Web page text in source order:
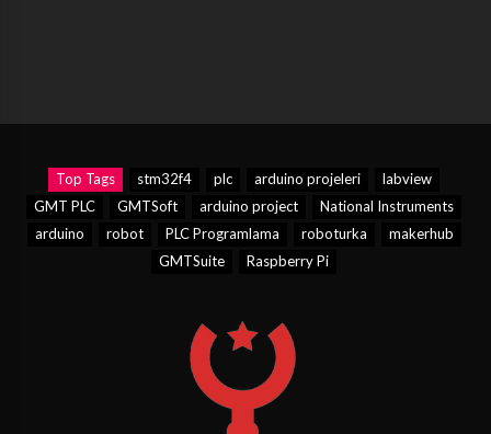
Top Tags stm32f4 plc arduino projeleri
labview
GMT PLC
GMTSoft arduino project
National Instruments
arduino
robot PLC Programlama roboturka
makerhub
GMTSuite
Raspberry Pi